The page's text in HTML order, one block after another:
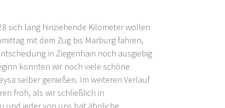
sich lang hinziehende Kilometer wollen
mit dem Zug bis Marburg fahren,
in Ziegenhain noch ausgiebig
konnten wir noch viele schöne
selber genießen. Im weiteren Verlauf
froh, als wir schließlich in
und jeder von uns hat ähnliche